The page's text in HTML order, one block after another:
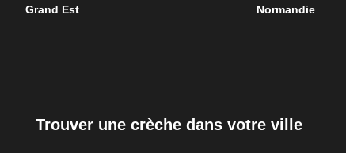
Grand Est Normandie
Trouver une crèche dans votre ville